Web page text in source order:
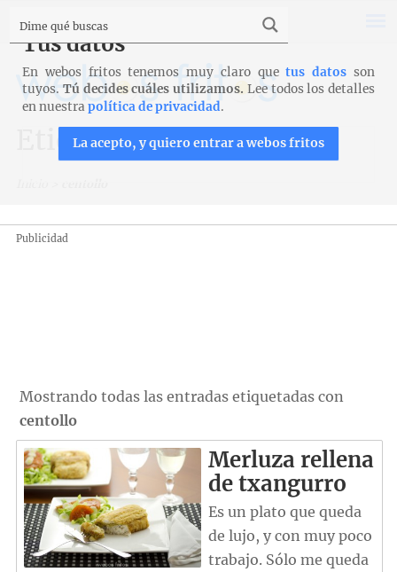
Etiqueta: centollo
Publicidad
Mostrando todas las entradas etiquetadas con
centollo
Merluza rellena
de txangurro
Es un plato que queda
de lujo, y con muy poco
trabajo. Sólo me queda
Tus datos
En webos fritos tenemos muy claro quetus datos son
tuyos. Tú decides cuáles utilizamos. Lee todos los detalles
en nuestrapolítica de privacidad.
La acepto, y quiero entrar a webos fritos